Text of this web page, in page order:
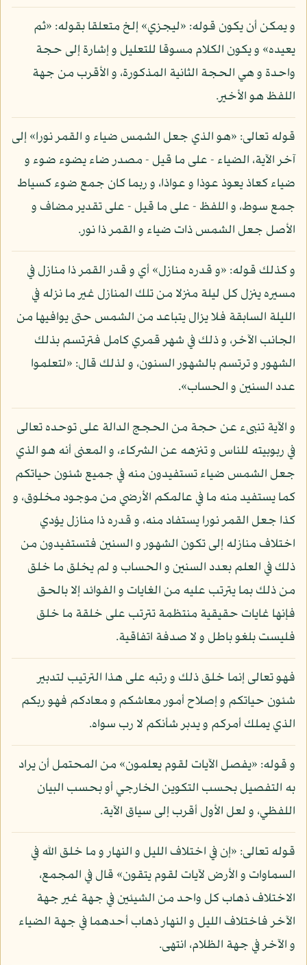
و يمكن أن يكون قوله: «ليجزي» إلخ متعلقا بقوله: «ثم
يعيده» و يكون الكلام مسوقا للتعليل و إشارة إلى حجة
واحدة و هي الحجة الثانية المذكورة، و الأقرب من جهة
اللفظ هو الأخير.
قوله تعالى: «هو الذي جعل الشمس ضياء و القمر نورا» إلى
آخر الآية، الضياء - على ما قيل - مصدر ضاء يضوء ضوء و
ضياء كعاذ يعوذ عوذا و عواذا، و ربما كان جمع ضوء كسياط
جمع سوط، و اللفظ - على ما قيل - على تقدير مضاف و
الأصل جعل الشمس ذات ضياء و القمر ذا نور.
و كذلك قوله: «و قدره منازل» أي و قدر القمر ذا منازل في
مسيره ينزل كل ليلة منزلا من تلك المنازل غير ما نزله في
الليلة السابقة فلا يزال يتباعد من الشمس حتى يوافيها من
الجانب الآخر، و ذلك في شهر قمري كامل فترتسم بذلك
الشهور و ترتسم بالشهور السنون، و لذلك قال: «لتعلموا
عدد السنين و الحساب».
و الآية تنبىء عن حجة من الحجج الدالة على توحده تعالى
في ربوبيته للناس و تنزهه عن الشركاء، و المعنى أنه هو الذي
جعل الشمس ضياء تستفيدون منه في جميع شئون حياتكم
كما يستفيد منه ما في عالمكم الأرضي من موجود مخلوق، و
كذا جعل القمر نورا يستفاد منه، و قدره ذا منازل يؤدي
اختلاف منازله إلى تكون الشهور و السنين فتستفيدون من
ذلك في العلم بعدد السنين و الحساب و لم يخلق ما خلق
من ذلك بما يترتب عليه من الغايات و الفوائد إلا بالحق
فإنها غايات حقيقية منتظمة تترتب على خلقة ما خلق
فليست بلغو باطل و لا صدفة اتفاقية.
فهو تعالى إنما خلق ذلك و رتبه على هذا الترتيب لتدبير
شئون حياتكم و إصلاح أمور معاشكم و معادكم فهو ربكم
الذي يملك أمركم و يدبر شأنكم لا رب سواه.
و قوله: «يفصل الآيات لقوم يعلمون» من المحتمل أن يراد
به التفصيل بحسب التكوين الخارجي أو بحسب البيان
اللفظي، و لعل الأول أقرب إلى سياق الآية.
قوله تعالى: «إن في اختلاف الليل و النهار و ما خلق الله في
السماوات و الأرض لآيات لقوم يتقون» قال في المجمع،
الاختلاف ذهاب كل واحد من الشيئين في جهة غير جهة
الآخر فاختلاف الليل و النهار ذهاب أحدهما في جهة الضياء
و الآخر في جهة الظلام، انتهى.